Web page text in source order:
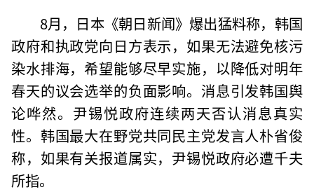
8月，日本《朝日新闻》爆出猛料称，韩国
政府和执政党向日方表示，如果无法避免核污
染水排海，希望能够尽早实施，以降低对明年
春天的议会选举的负面影响。消息引发韩国舆
论哗然。尹锡悦政府连续两天否认消息真实
性。韩国最大在野党共同民主党发言人朴省俊
称，如果有关报道属实，尹锡悦政府必遭千夫
所指。